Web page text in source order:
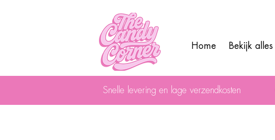
Home Bekijk alles
Snelle levering en lage verzendkosten